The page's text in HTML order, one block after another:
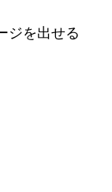
ジを出せる